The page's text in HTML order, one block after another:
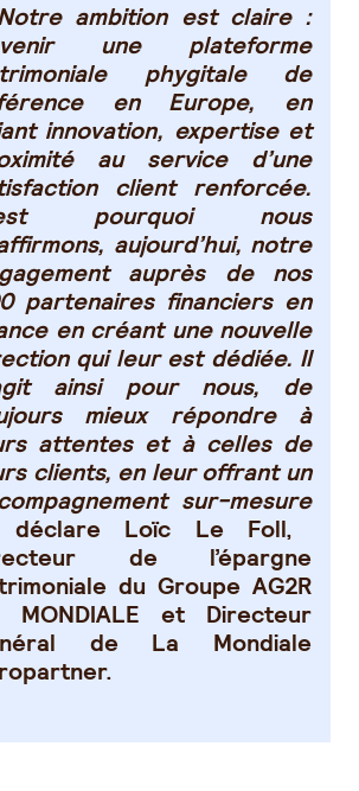
ambition est claire :
une plateforme
phygitale de
en Europe, en
innovation, expertise et
au service d’une
client renforcée.
pourquoi nous
aujourd’hui, notre
auprès de nos
partenaires financiers en
en créant une nouvelle
qui leur est dédiée. Il
ainsi pour nous, de
mieux répondre à
attentes et à celles de
clients, en leur offrant un
sur-mesure
Loïc Le Foll,
de l’épargne
du Groupe AG2R
MONDIALE et Directeur
de La Mondiale